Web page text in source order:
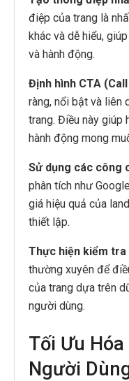
điệp của trang là
khác và dễ hiểu,
và hành động.
Định hình CTA
ràng, nổi bật và liên
trang. Điều này giúp
hành động mong
Sử dụng các công
phân tích như
giá hiệu quả của
thiết lập.
Thực hiện kiểm tra
thường xuyên để
của trang dựa trên
người dùng.
Tối Ưu
Người